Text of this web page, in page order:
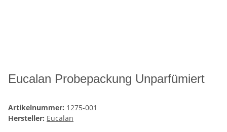
Eucalan Probepackung Unparfümiert
Artikelnummer: 1275-001
Hersteller: Eucalan